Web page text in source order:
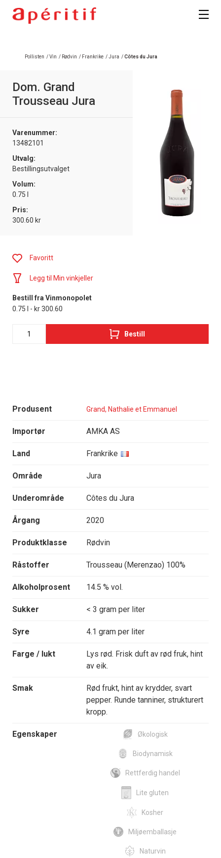
Pollisten /Vin / Rødvin / Frankrike /Jura /Côtes du Jura
Dom. Grand
Trousseau Jura
Varenummer:
13482101
Utvalg:
Bestillingsutvalget
Volum:
0.75 l
Pris:
300.60 kr
Produsent Grand, Nathalie et Emmanuel
Importør AMKA AS
Land Frankrike
Område Jura
Underområde Côtes du Jura
Årgang 2020
Produktklasse Rødvin
Råstoffer Trousseau (Merenzao) 100%
Alkoholprosent 14.5 % vol.
Sukker < 3 gram per liter
Syre 4.1 gram per liter
Farge / lukt
Lys rød. Frisk duft av rød fruk, hint
av eik.
Smak
Rød frukt, hint av krydder, svart
pepper. Runde tanniner, strukturert
kropp.
Egenskaper Økologisk
Biodynamisk
Rettferdig handel
Lite gluten
Kosher
Miljøemballasje
Naturvin
Favoritt
Legg til Min vinkjeller
Bestill fra Vinmonopolet
0.75 l - kr 300.60
Bestill